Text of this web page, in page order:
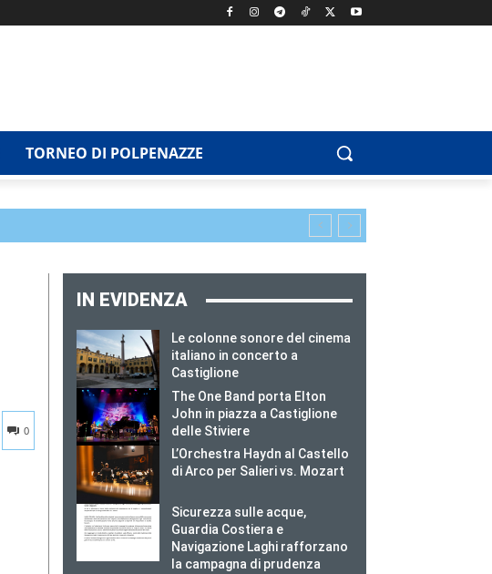
TORNEO DI POLPENAZZE
0
IN EVIDENZA
Le colonne sonore del cinema
italiano in concerto a
Castiglione
The One Band porta Elton
John in piazza a Castiglione
delle Stiviere
L’Orchestra Haydn al Castello
di Arco per Salieri vs. Mozart
Sicurezza sulle acque,
Guardia Costiera e
Navigazione Laghi rafforzano
la campagna di prudenza